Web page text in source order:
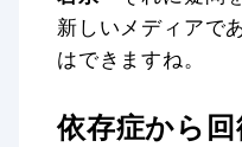
新しいメディアで
はできますね。
依存症から